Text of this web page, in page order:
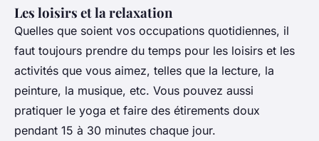
Les loisirs et la relaxation
Quelles que soient vos occupations quotidiennes, il
faut toujours prendre du temps pour les loisirs et les
activités que vous aimez, telles que la lecture, la
peinture, la musique, etc. Vous pouvez aussi
pratiquer le yoga et faire des étirements doux
pendant 15 à 30 minutes chaque jour.